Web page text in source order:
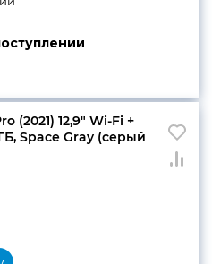
(2021) 12,9″ Wi-Fi +
Space Gray (серый